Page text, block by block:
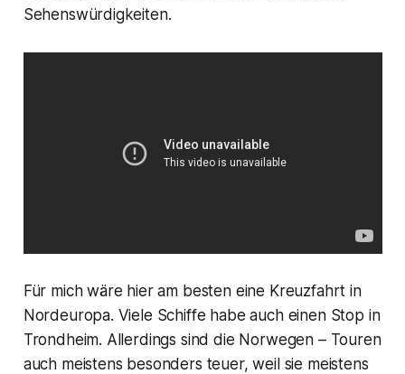
Sehenswürdigkeiten.
Für mich wäre hier am besten eine Kreuzfahrt in
Nordeuropa. Viele Schiffe habe auch einen Stop in
Trondheim. Allerdings sind die Norwegen – Touren
auch meistens besonders teuer, weil sie meistens